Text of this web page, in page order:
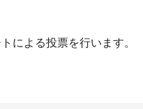
による投票を行います。